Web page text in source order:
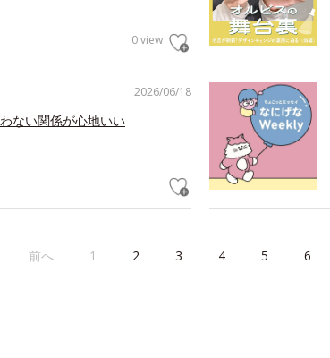
0 view
2026/06/18
ない関係が心地いい
前へ 1 2 3 4 5 6